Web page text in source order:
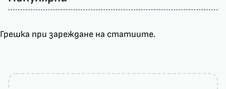
Грешка при зареждане на статиите.